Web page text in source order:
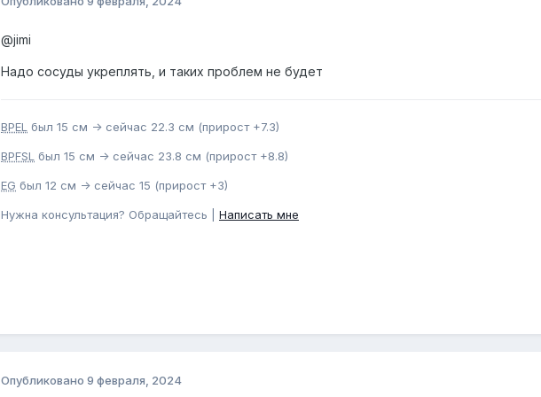
@jimi
Надо сосуды укреплять, и таких проблем не будет
BPEL был 15 см -> сейчас 22.3 см (прирост +7.3)
BPFSL был 15 см -> сейчас 23.8 см (прирост +8.8)
EG был 12 см -> сейчас 15 (прирост +3)
Нужна консультация? Обращайтесь | Написать мне
Опубликовано 9 февраля, 2024